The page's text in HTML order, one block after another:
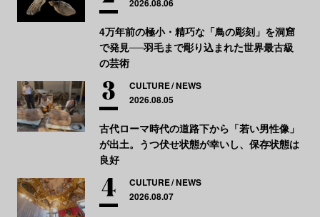
2026.08.06
4万年前の極小・精巧な「鳥の彫刻」を洞窟
で発見──羽毛まで彫り込まれた世界最古級
の芸術
CULTURE NEWS
2026.08.05
古代ローマ時代の道路下から「若い男性像」
が出土。うつ伏せ状態が幸いし、保存状態は
良好
CULTURE NEWS
2026.08.07